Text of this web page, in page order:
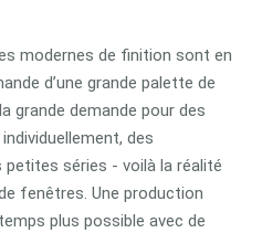
modernes de finition sont en
d’une grande palette de
grande demande pour des
des
séries - voilà la réalité
fenêtres. Une production
plus possible avec de